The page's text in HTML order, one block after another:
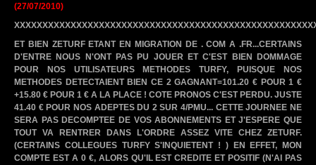
(27/07/2010)
ET BIEN ZETURF ETANT EN MIGRATION DE . COM A .FR...CERTAINS
D'ENTRE NOUS N'ONT PAS PU JOUER ET C'EST BIEN DOMMAGE
POUR NOS UTILISATEURS METHODES TURFY, PUISQUE NOS
METHODES DETECTAIENT BIEN CE 2 GAGNANT=101.20 € POUR 1 €
+15.80 € POUR 1 € A LA PLACE ! COTE PRONOS C'EST PERDU. JUSTE
41.40 € POUR NOS ADEPTES DU 2 SUR 4/PMU... CETTE JOURNEE NE
SERA PAS DECOMPTEE DE VOS ABONNEMENTS ET J'ESPERE QUE
TOUT VA RENTRER DANS L'ORDRE ASSEZ VITE CHEZ ZETURF.
(CERTAINS COLLEGUES TURFY S'INQUIETENT ! ) EN EFFET, MON
COMPTE EST A 0 €, ALORS QU'IL EST CREDITE ET POSITIF (N'AI PAS